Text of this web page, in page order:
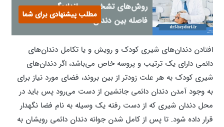
روش‌های تشخیص و اندازه‌گیری
فاصله بین دندان‌ هامطلب پیشنهادی برای شما
افتادن دندان‌های شیری کودک و رویش و یا تکامل دندان‌های
دائمی دارای یک ترتیب و پروسه خاص می‌باشد، اگر دندان‌های
شیری کودک به هر علت زودتر از بین بروند، فضای مورد نیاز برای
به وجود آمدن دندان دائمی جانشین از دست می‌رود پس باید در
محل دندان شیری که از دست ‌رفته یک وسیله‌ به نام فضا نگهدار
قرار داده شود. تا پس از کامل شدن جوانه دندان دائمی رویشان به‌